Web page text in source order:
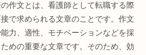
作文とは、看護師として転職する際
で求められる文章のことです。作文
力、適性、モチベーションなどを採
めの重要な文章です。そのため、効